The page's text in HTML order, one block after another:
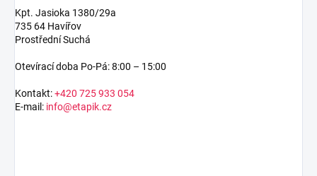
Kpt. Jasioka 1380/29a
735 64 Havířov
Prostřední Suchá
Otevírací doba Po-Pá: 8:00 – 15:00
Kontakt:+420 725 933 054
E-mail: info@etapik.cz